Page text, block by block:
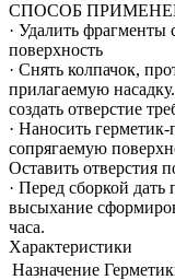
СПОСОБ
· Удалить фрагменты
поверхность
· Снять колпачок,
прилагаемую
создать отверстие
· Наносить
сопрягаемую
Оставить отверстия
· Перед сборкой
высыхание
часа.
Характеристики
Назначение